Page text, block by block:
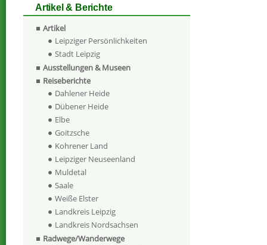
Artikel & Berichte
Artikel
Leipziger Persönlichkeiten
Stadt Leipzig
Ausstellungen & Museen
Reiseberichte
Dahlener Heide
Dübener Heide
Elbe
Goitzsche
Kohrener Land
Leipziger Neuseenland
Muldetal
Saale
Weiße Elster
Landkreis Leipzig
Landkreis Nordsachsen
Radwege/Wanderwege